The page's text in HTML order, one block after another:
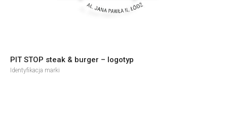
PIT STOP steak & burger – logotyp
Identyfikacja marki